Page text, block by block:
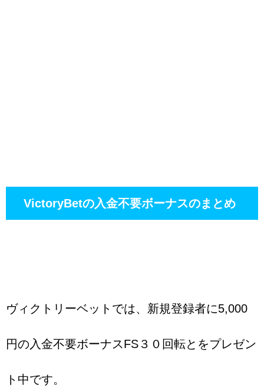
VictoryBetの入金不要ボーナスのまとめ
ヴィクトリーベットでは、新規登録者に5,000
円の入金不要ボーナスFS３０回転とをプレゼン
ト中です。